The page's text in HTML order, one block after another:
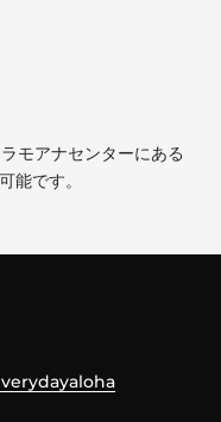
モアナセンターにある
能です。